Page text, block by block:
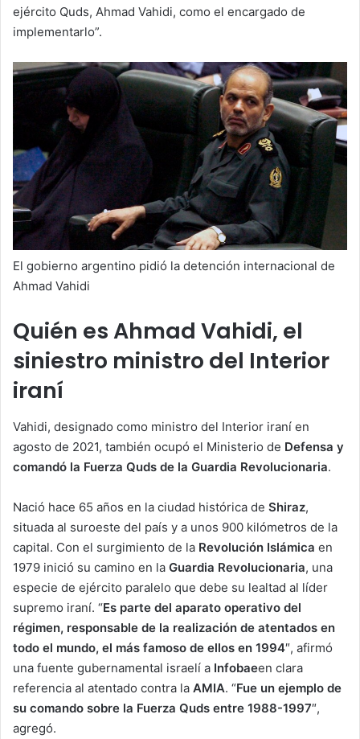
ejército Quds, Ahmad Vahidi, como el encargado de
implementarlo”.
El gobierno argentino pidió la detención internacional de
Ahmad Vahidi
Quién es Ahmad Vahidi, el
siniestro ministro del Interior
iraní
Vahidi, designado como ministro del Interior iraní en
agosto de 2021, también ocupó el Ministerio de Defensa y
comandó la Fuerza Quds de la Guardia Revolucionaria.
Nació hace 65 años en la ciudad histórica de Shiraz,
situada al suroeste del país y a unos 900 kilómetros de la
capital. Con el surgimiento de la Revolución Islámica en
1979 inició su camino en la Guardia Revolucionaria, una
especie de ejército paralelo que debe su lealtad al líder
supremo iraní. “Es parte del aparato operativo del
régimen, responsable de la realización de atentados en
todo el mundo, el más famoso de ellos en 1994″, afirmó
una fuente gubernamental israelí a Infobaeen clara
referencia al atentado contra la AMIA. “Fue un ejemplo de
su comando sobre la Fuerza Quds entre 1988-1997″,
agregó.